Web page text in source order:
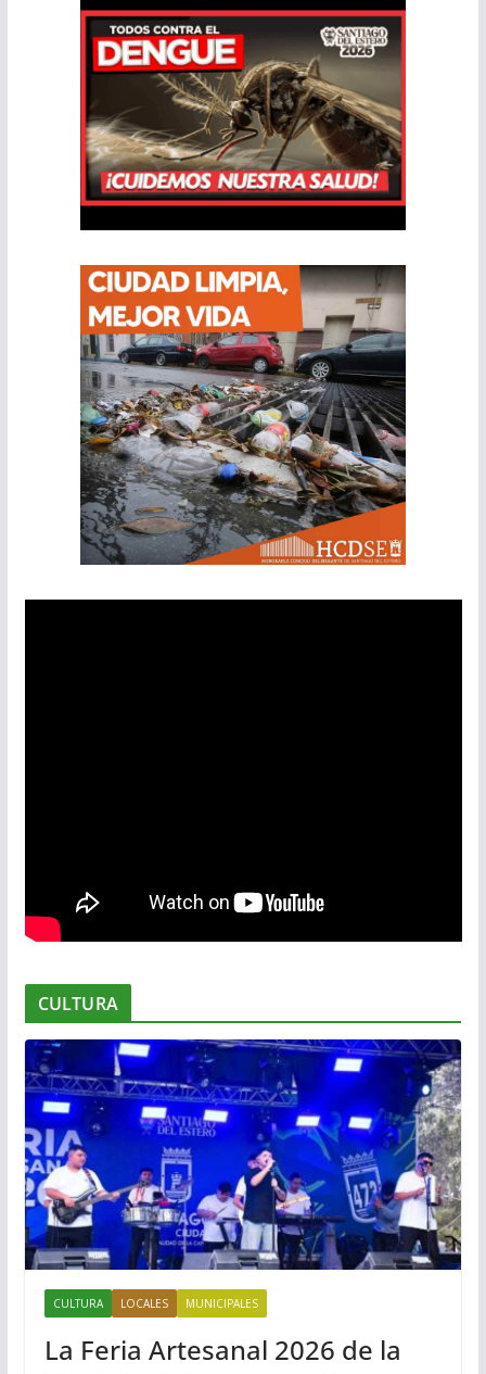
CULTURA
CULTURA LOCALES MUNICIPALES
La Feria Artesanal 2026 de la